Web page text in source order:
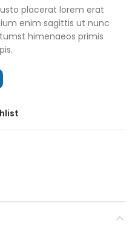
placerat lorem erat
enim sagittis ut nunc
himenaeos primis